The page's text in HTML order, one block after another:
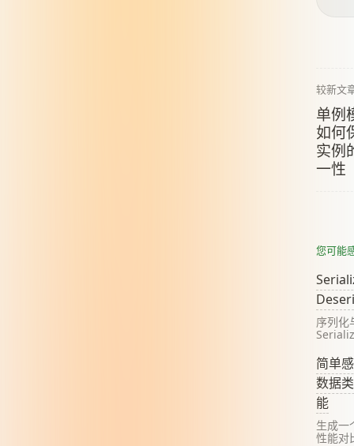
较新文
单例
如何
实例
一性
您可能
序列化
String
Binary
简单
数据
能
生成一
性能对